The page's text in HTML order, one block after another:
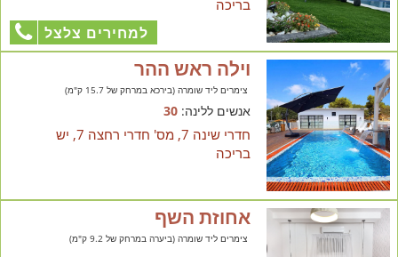
בריכה
למחירים צלצל
וילה ראש ההר
צימרים ליד שומרה (בירכא במרחק של 15.7 ק"מ)
אנשים ללינה:30
חדרי שינה 7, מס' חדרי רחצה 7, יש
בריכה
אחוזת השף
צימרים ליד שומרה (ביערה במרחק של 9.2 ק"מ)